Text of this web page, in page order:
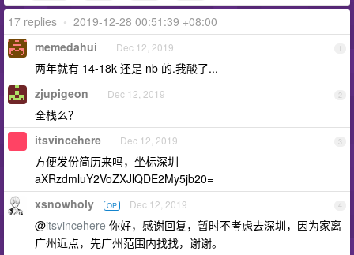
17 replies • 2019-12-28 00:51:39 +08:00
1
memedahui Dec 12, 2019
两年就有 14-18k 还是 nb 的.我酸了...
2
zjupigeon Dec 12, 2019
全栈么？
3
itsvincehere Dec 12, 2019
方便发份简历来吗，坐标深圳
aXRzdmluY2VoZXJlQDE2My5jb20=
4
xsnowholy OP Dec 12, 2019
@itsvincehere 你好，感谢回复，暂时不考虑去深圳，因为家离
广州近点，先广州范围内找找，谢谢。